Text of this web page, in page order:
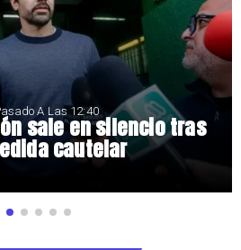
sale en silencio tras
cautelar
A Las 12:40